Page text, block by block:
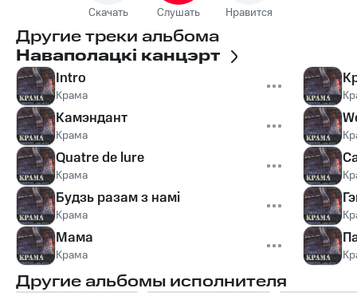
Скачать Слушать Нравится
Другие треки альбома
Наваполацкі канцэрт
Intro
Крама
Камэндант
Крама
Quatre de lure
Крама
Будзь разам з намі
Крама
Мама
Крама
Другие альбомы исполнителя